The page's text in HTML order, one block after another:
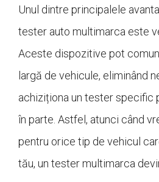
Unul dintre principalele
tester auto multimarca este
Aceste dispozitive pot
largă de vehicule, eliminând
achiziționa un tester specific
în parte. Astfel, atunci când
pentru orice tip de vehicul
tău, un tester multimarca